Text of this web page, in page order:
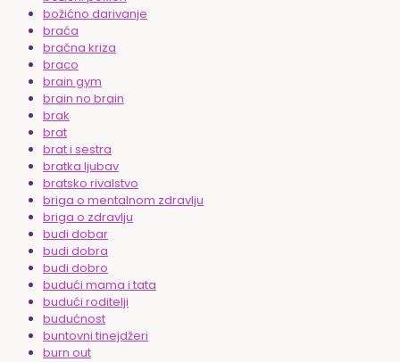
božićno darivanje
braća
bračna kriza
braco
brain gym
brain no brain
brak
brat
brat i sestra
bratka ljubav
bratsko rivalstvo
briga o mentalnom zdravlju
briga o zdravlju
budi dobar
budi dobra
budi dobro
budući mama i tata
budući roditelji
budućnost
buntovni tinejdžeri
burn out